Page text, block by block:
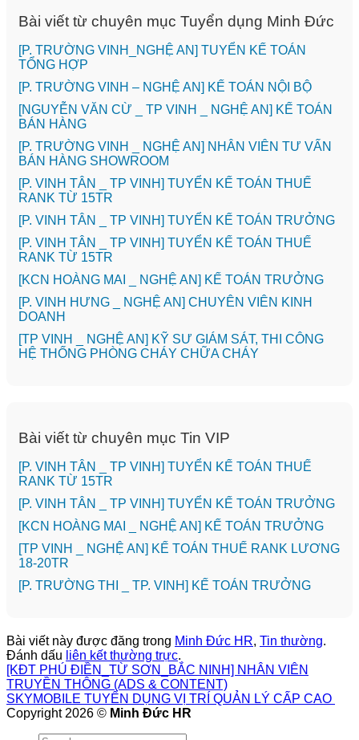
Bài viết từ chuyên mục Tuyển dụng Minh Đức
[P. TRƯỜNG VINH_NGHỆ AN] TUYỂN KẾ TOÁN
TỔNG HỢP
[P. TRƯỜNG VINH – NGHỆ AN] KẾ TOÁN NỘI BỘ
[NGUYỄN VĂN CỪ _ TP VINH _ NGHỆ AN] KẾ TOÁN
BÁN HÀNG
[P. TRƯỜNG VINH _ NGHỆ AN] NHÂN VIÊN TƯ VẤN
BÁN HÀNG SHOWROOM
[P. VINH TÂN _ TP VINH] TUYỂN KẾ TOÁN THUẾ
RANK TỪ 15TR
[P. VINH TÂN _ TP VINH] TUYỂN KẾ TOÁN TRƯỞNG
[P. VINH TÂN _ TP VINH] TUYỂN KẾ TOÁN THUẾ
RANK TỪ 15TR
️[KCN HOÀNG MAI _ NGHỆ AN] KẾ TOÁN TRƯỞNG
️[P. VINH HƯNG _ NGHỆ AN] CHUYÊN VIÊN KINH
DOANH
[TP VINH _ NGHỆ AN] KỸ SƯ GIÁM SÁT, THI CÔNG
HỆ THỐNG PHÒNG CHÁY CHỮA CHÁY
Bài viết từ chuyên mục Tin VIP
[P. VINH TÂN _ TP VINH] TUYỂN KẾ TOÁN THUẾ
RANK TỪ 15TR
[P. VINH TÂN _ TP VINH] TUYỂN KẾ TOÁN TRƯỞNG
️[KCN HOÀNG MAI _ NGHỆ AN] KẾ TOÁN TRƯỞNG
[TP VINH _ NGHỆ AN] KẾ TOÁN THUẾ RANK LƯƠNG
18-20TR
️[P. TRƯỜNG THI _ TP. VINH] KẾ TOÁN TRƯỞNG
Bài viết này được đăng trong Minh Đức HR, Tin thường.
Đánh dấu liên kết thường trực.
[KĐT PHÚ ĐIỀN_TỪ SƠN_BẮC NINH] NHÂN VIÊN
TRUYỀN THÔNG (ADS & CONTENT)
SKYMOBILE TUYỂN DỤNG VỊ TRÍ QUẢN LÝ CẤP CAO
Copyright 2026 © Minh Đức HR